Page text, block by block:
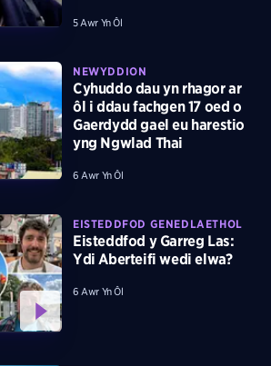
5 Awr Yn Ôl
NEWYDDION
Cyhuddo dau yn rhagor ar
ôl i ddau fachgen 17 oed o
Gaerdydd gael eu harestio
yng Ngwlad Thai
6 Awr Yn Ôl
EISTEDDFOD GENEDLAETHOL
Eisteddfod y Garreg Las:
Ydi Aberteifi wedi elwa?
6 Awr Yn Ôl